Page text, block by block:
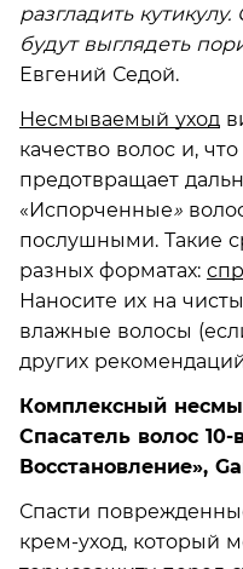
разгладить
будут выглядеть
Евгений Седой.
Несмываемый уход
качество волос и,
предотвращает
«Испорченные»
послушными. Такие
разных форматах:
Наносите их на
влажные волосы
других
Комплексный
Спасатель волос 10-
Восстановление»,
Спасти
крем-уход, который